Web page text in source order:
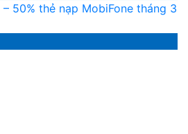
– 50% thẻ nạp MobiFone tháng 3